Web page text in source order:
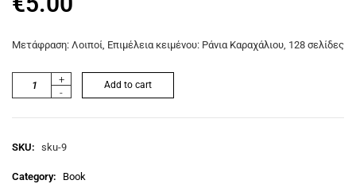
Μετάφραση: Λοιποί, Επιμέλεια κειμένου: Ράνια Καραχάλιου, 128 σελίδες
+
-
Add to cart
SKU: sku-9
Category: Book